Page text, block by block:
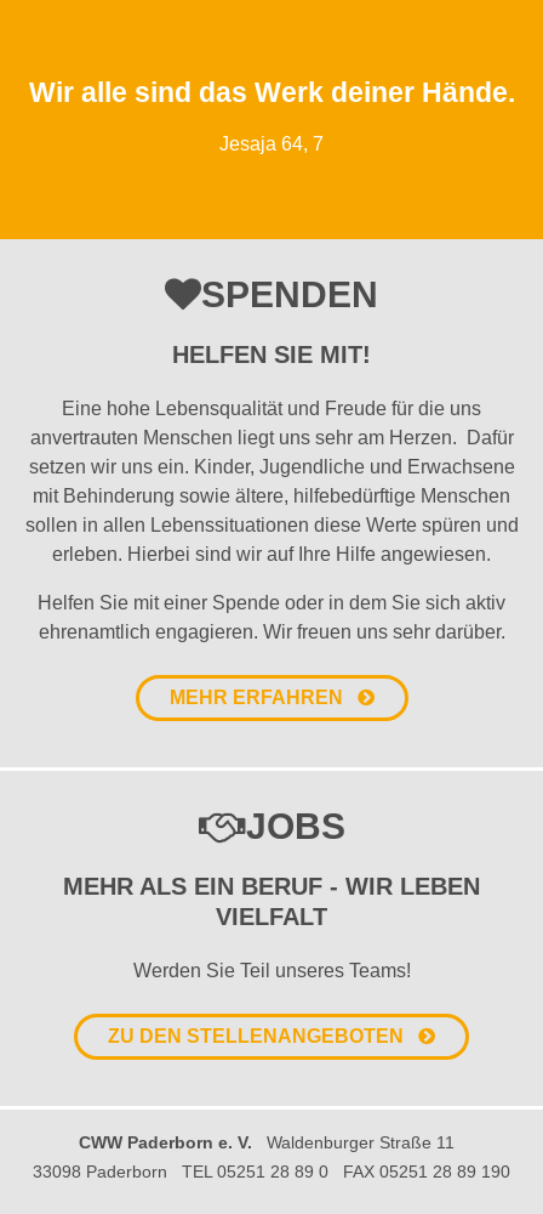
Wir alle sind das Werk deiner Hände.
Jesaja 64, 7
SPENDEN
HELFEN SIE MIT!
Eine hohe Lebensqualität und Freude für die uns
anvertrauten Menschen liegt uns sehr am Herzen. Dafür
setzen wir uns ein. Kinder, Jugendliche und Erwachsene
mit Behinderung sowie ältere, hilfebedürftige Menschen
sollen in allen Lebenssituationen diese Werte spüren und
erleben. Hierbei sind wir auf Ihre Hilfe angewiesen.
Helfen Sie mit einer Spende oder in dem Sie sich aktiv
ehrenamtlich engagieren. Wir freuen uns sehr darüber.
MEHR ERFAHREN
JOBS
MEHR ALS EIN BERUF - WIR LEBEN
VIELFALT
Werden Sie Teil unseres Teams!
ZU DEN STELLENANGEBOTEN
CWW Paderborn e. V.
Waldenburger Straße 11
33098 Paderborn
TEL 05251 28 89 0 FAX 05251 28 89 190